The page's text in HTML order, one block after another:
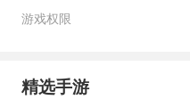
游戏权限
精选手游